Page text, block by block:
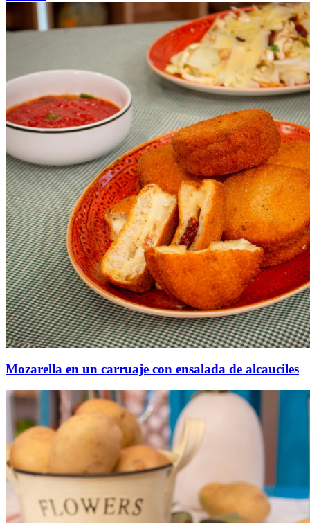
Mozarella en un carruaje con ensalada de alcauciles